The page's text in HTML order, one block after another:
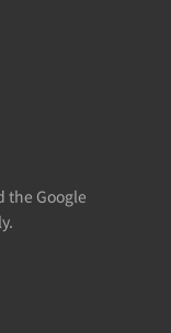
the Google